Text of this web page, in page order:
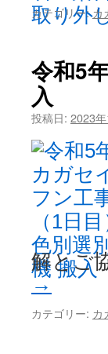
カテゴリー:カ
令和5
入
投稿日: 2023
解とご
→
カテゴリー: カ